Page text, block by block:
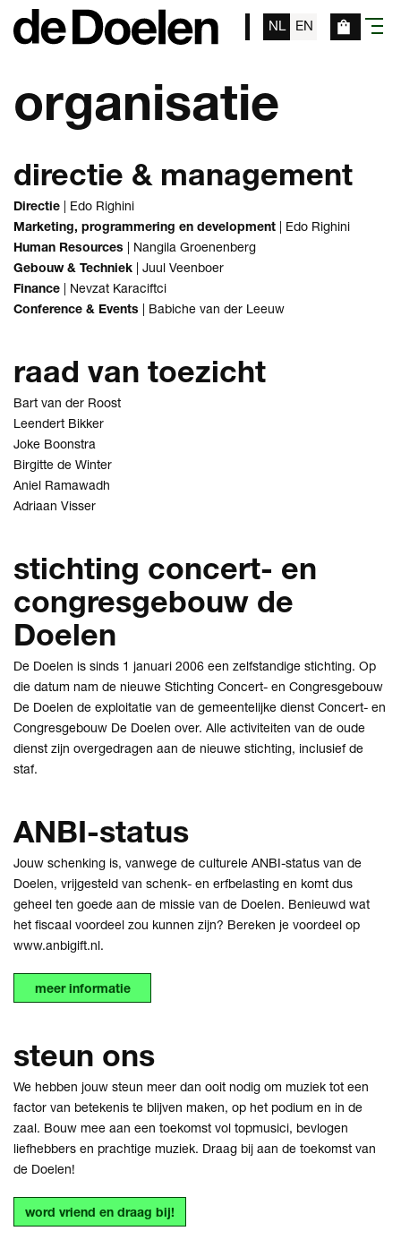
NL EN menu
organisatie
directie & management
Directie | Edo Righini
Marketing, programmering en development | Edo Righini
Human Resources | Nangila Groenenberg
Gebouw & Techniek | Juul Veenboer
Finance | Nevzat Karaciftci
Conference & Events | Babiche van der Leeuw
raad van toezicht
Bart van der Roost
Leendert Bikker
Joke Boonstra
Birgitte de Winter
Aniel Ramawadh
Adriaan Visser
stichting concert- en
congresgebouw de
Doelen
De Doelen is sinds 1 januari 2006 een zelfstandige stichting. Op
die datum nam de nieuwe Stichting Concert- en Congresgebouw
De Doelen de exploitatie van de gemeentelijke dienst Concert- en
Congresgebouw De Doelen over. Alle activiteiten van de oude
dienst zijn overgedragen aan de nieuwe stichting, inclusief de
staf.
ANBI-status
Jouw schenking is, vanwege de culturele ANBI-status van de
Doelen, vrijgesteld van schenk- en erfbelasting en komt dus
geheel ten goede aan de missie van de Doelen. Benieuwd wat
het fiscaal voordeel zou kunnen zijn? Bereken je voordeel op
www.anbigift.nl.
meer informatie
steun ons
We hebben jouw steun meer dan ooit nodig om muziek tot een
factor van betekenis te blijven maken, op het podium en in de
zaal. Bouw mee aan een toekomst vol topmusici, bevlogen
liefhebbers en prachtige muziek. Draag bij aan de toekomst van
de Doelen!
word vriend en draag bij!